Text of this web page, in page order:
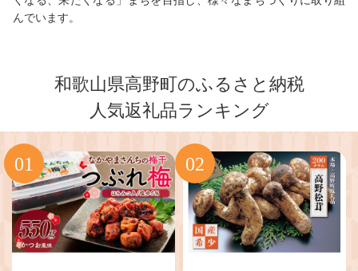
んでいます。
和歌山県高野町のふるさと納税
人気返礼品ランキング